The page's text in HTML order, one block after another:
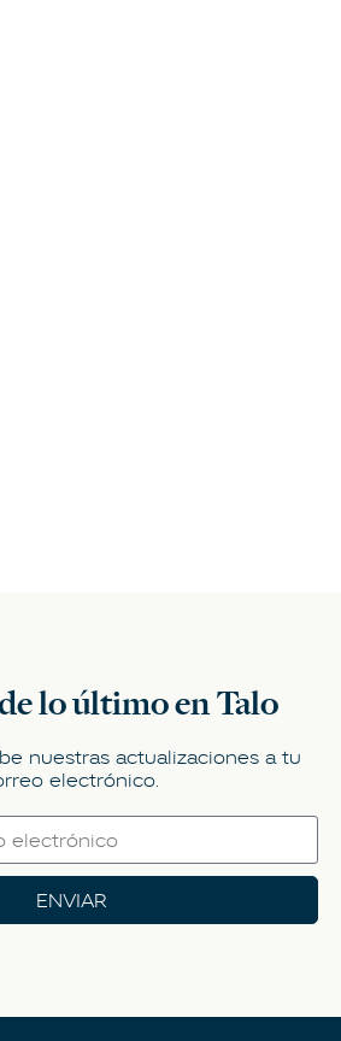
lo último en Talo
nuestras actualizaciones a tu
electrónico.
ENVIAR